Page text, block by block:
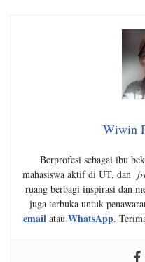
Wiwin
Berprofesi sebagai ibu
mahasiswa aktif di UT, dan
ruang berbagi inspirasi dan
juga terbuka untuk
emailatau WhatsApp.